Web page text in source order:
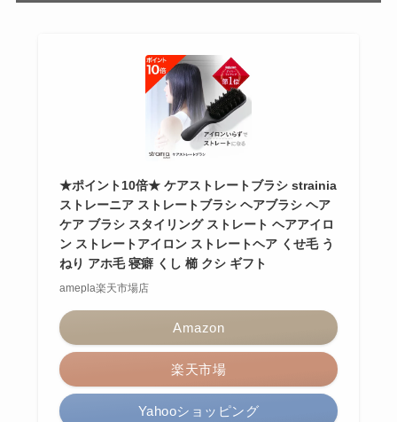
★ポイント10倍★ ケアストレートブラシ strainia
ストレーニア ストレートブラシ ヘアブラシ ヘア
ケア ブラシ スタイリング ストレート ヘアアイロ
ン ストレートアイロン ストレートヘア くせ毛 う
ねり アホ毛 寝癖 くし 櫛 クシ ギフト
amepla楽天市場店
Amazon
楽天市場
Yahooショッピング